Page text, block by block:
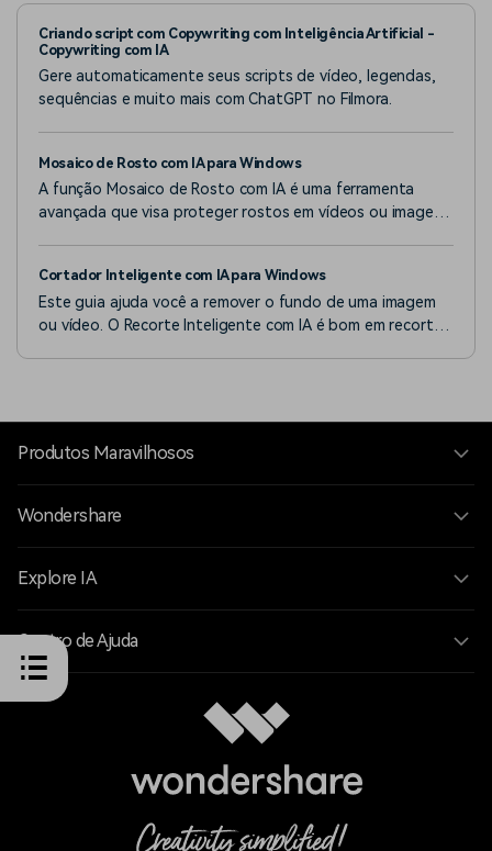
Criando script com Copywriting com Inteligência Artificial -
Copywriting com IA
Gere automaticamente seus scripts de vídeo, legendas,
sequências e muito mais com ChatGPT no Filmora.
Mosaico de Rosto com IA para Windows
A função Mosaico de Rosto com IA é uma ferramenta
avançada que visa proteger rostos em vídeos ou imagens
tempo real, garantindo que a privacidade é
Cortador Inteligente com IA para Windows
Este guia ajuda você a remover o fundo de uma imagem
ou vídeo. O Recorte Inteligente com IA é bom em recortar
Produtos Maravilhosos
Wondershare
Explore IA
Centro de Ajuda